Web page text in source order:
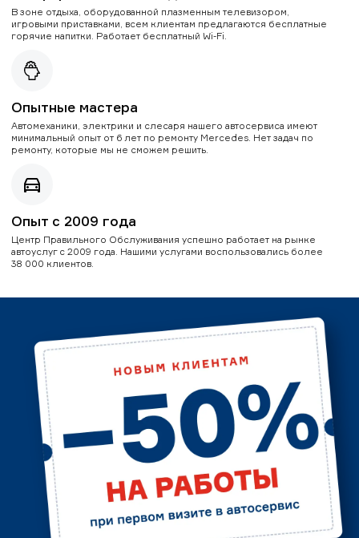
В зоне отдыха, оборудованной плазменным телевизором,
игровыми приставками, всем клиентам предлагаются бесплатные
горячие напитки. Работает бесплатный Wi-Fi.
Опытные мастера
Автомеханики, электрики и слесаря нашего автосервиса имеют
минимальный опыт от 6 лет по ремонту Mercedes. Нет задач по
ремонту, которые мы не сможем решить.
Опыт с 2009 года
Центр Правильного Обслуживания успешно работает на рынке
автоуслуг с 2009 года. Нашими услугами воспользовались более
38 000 клиентов.